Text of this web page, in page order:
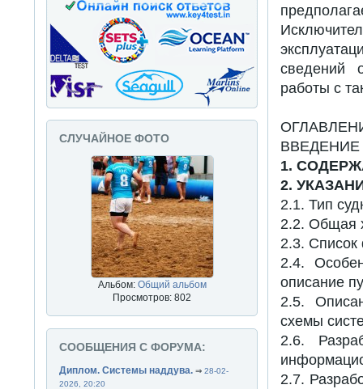
сведений
работы с
ВВЕДЕНИЕ
1.
2.
2.1. Тип
2.2. Общая
2.3. Список
2.4.
описание
2.5.
схемы
2.6.
2.7.
СЛУЧАЙНОЕ ФОТО
Альбом: Общий альбом
Просмотров: 802
СООБЩЕНИЯ С ФОРУМА:
Диплом. Системы наддува. ⇒28-02-
2026, 20:20